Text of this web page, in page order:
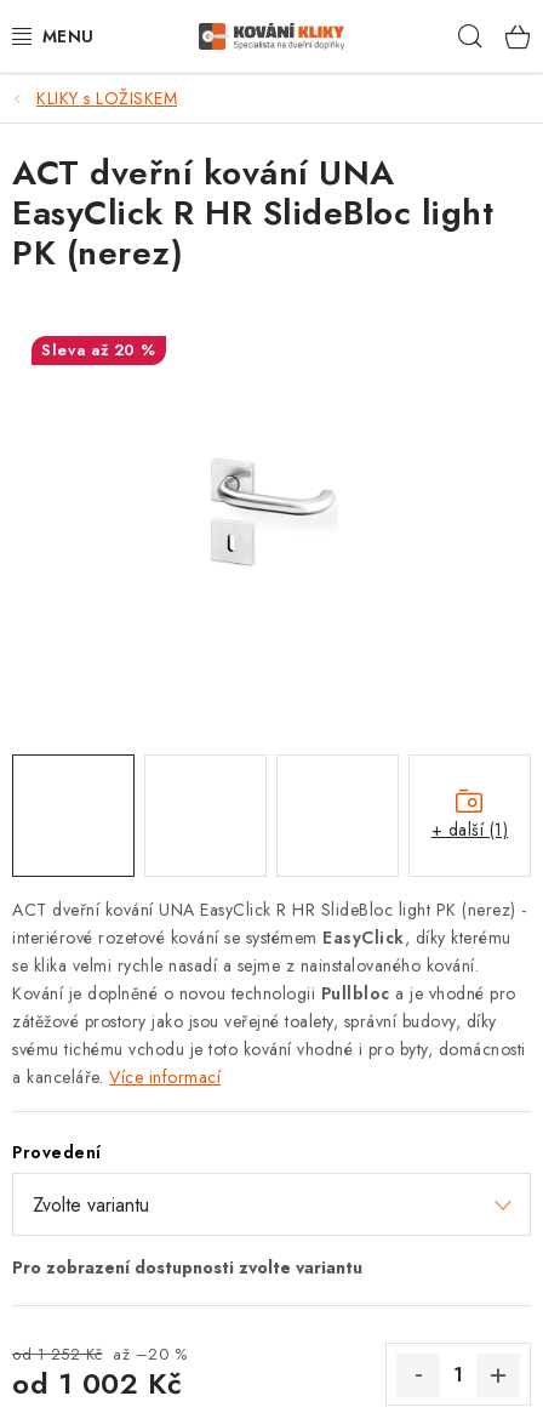
na
VÝPRODEJ - TOP AKCE
BLOG
UŽITEČNÉ RADY
POŠTOVNÉ
VISACÍ ZÁMKY
ZÁMKY, PETLICE A ZÁVORY
SPECIÁLNÍ KOVÁNÍ
DOPLŇKY KE DVEŘÍM
PRO POSUVNÉ DVEŘE
STAVEBNÍ POUZDRA
POKLADNIČKY NA ZÁMEK
SCHRÁNKY NA KLÍČE
KLIKY s LOŽISKEM
ACT dveřní kování UNA EasyClick R HR SlideBloc light PK (nerez) -
interiérové rozetové kování se systémem EasyClick, díky kterému
se klika velmi rychle nasadí a sejme z nainstalovaného kování.
Kování je doplněné o novou technologii Pullbloc a je vhodné pro
zátěžové prostory jako jsou veřejné toalety, správní budovy, díky
svému tichému vchodu je toto kování vhodné i pro byty, domácnosti
a kanceláře. Více informací
Provedení
od 1 252 Kč až –20 %
od 1 002 Kč
ACT dveřní kování UNA
EasyClick R HR SlideBloc light
PK (nerez)
až 20 %
+ další (1)